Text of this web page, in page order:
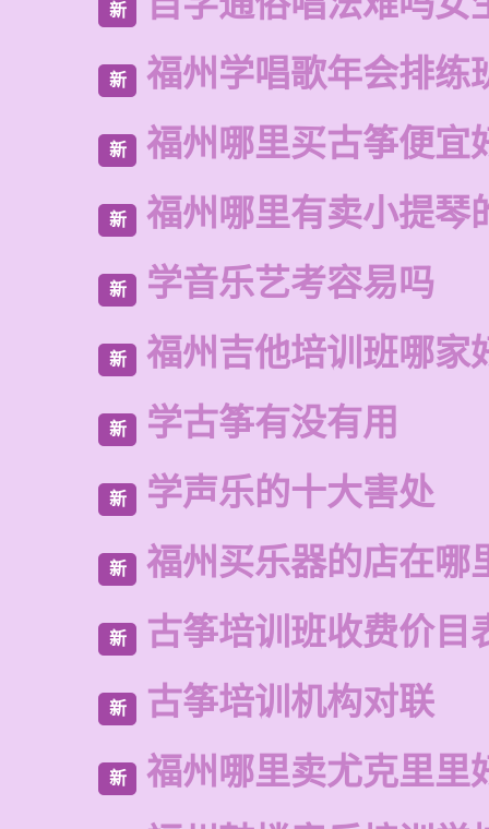
新
新 福州学唱歌年会排练
新 福州哪里买古筝便宜
新 福州哪里有卖小提琴
新 学音乐艺考容易吗
新 福州吉他培训班哪家
新 学古筝有没有用
新 学声乐的十大害处
新 福州买乐器的店在哪
新 古筝培训班收费价目
新 古筝培训机构对联
新
福州哪里卖尤克里里